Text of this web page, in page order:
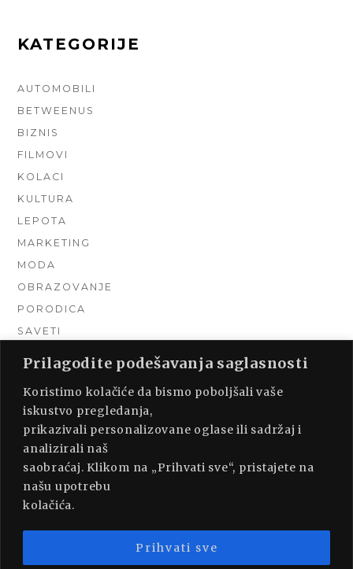
Prilagodite podešavanja saglasnosti
Koristimo kolačiće da bismo poboljšali vaše
iskustvo pregledanja,
prikazivali personalizovane oglase ili sadržaj i
analizirali naš
saobraćaj. Klikom na „Prihvati sve“, pristajete na
našu upotrebu
kolačića.
Prihvati sve
KATEGORIJE
AUTOMOBILI
BETWEENUS
BIZNIS
FILMOVI
KOLACI
KULTURA
LEPOTA
MARKETING
MODA
OBRAZOVANJE
PORODICA
SAVETI
TURIZAM
UNCATEGORIZED
URADI SAM
UREĐENJE DOMA
ZDRAVLJE
PROUDLY POWERED BY WORDPRESS |THEME: